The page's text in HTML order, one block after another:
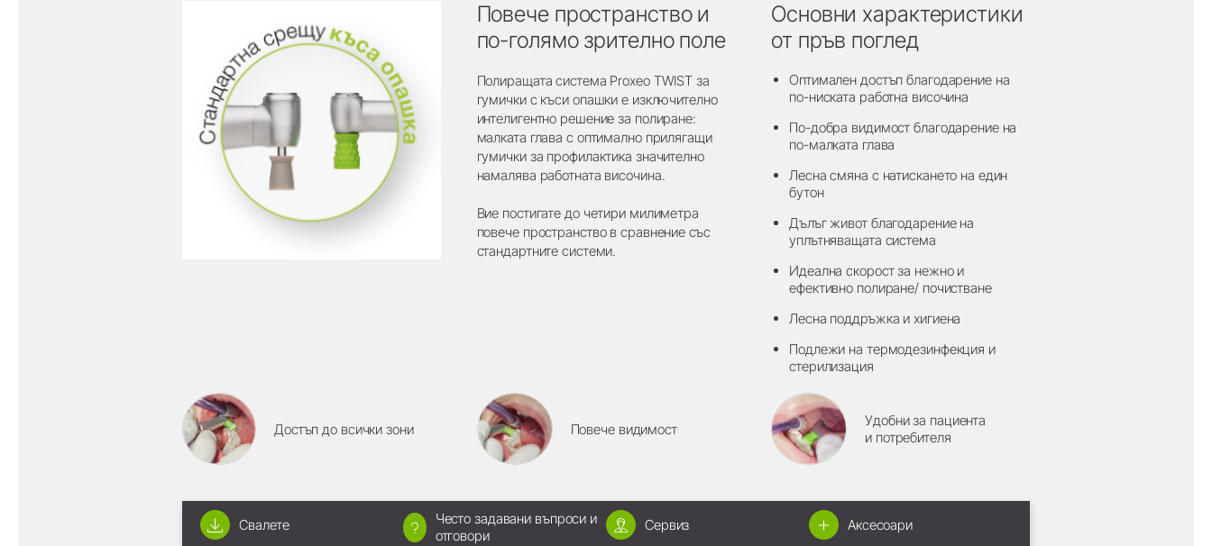
Повече пространство и
по-голямо зрително поле
Полиращата система Proxeo TWIST за
гумички с къси опашки е изключително
интелигентно решение за полиране:
малката глава с оптимално прилягащи
гумички за профилактика значително
намалява работната височина.
Вие постигате до четири милиметра
повече пространство в сравнение със
стандартните системи.
Основни характеристики
от пръв поглед
Оптимален достъп благодарение на
по-ниската работна височина
По-добра видимост благодарение на
по-малката глава
Лесна смяна с натискането на един
бутон
Дълъг живот благодарение на
уплътняващата система
Идеална скорост за нежно и
ефективно полиране/ почистване
Лесна поддръжка и хигиена
Подлежи на термодезинфекция и
стерилизация
Достъп до всички зони Повече видимост
Удобни за пациента
и потребителя
Свалете
Често задавани въпроси и
отговори
Сервиз Аксесоари